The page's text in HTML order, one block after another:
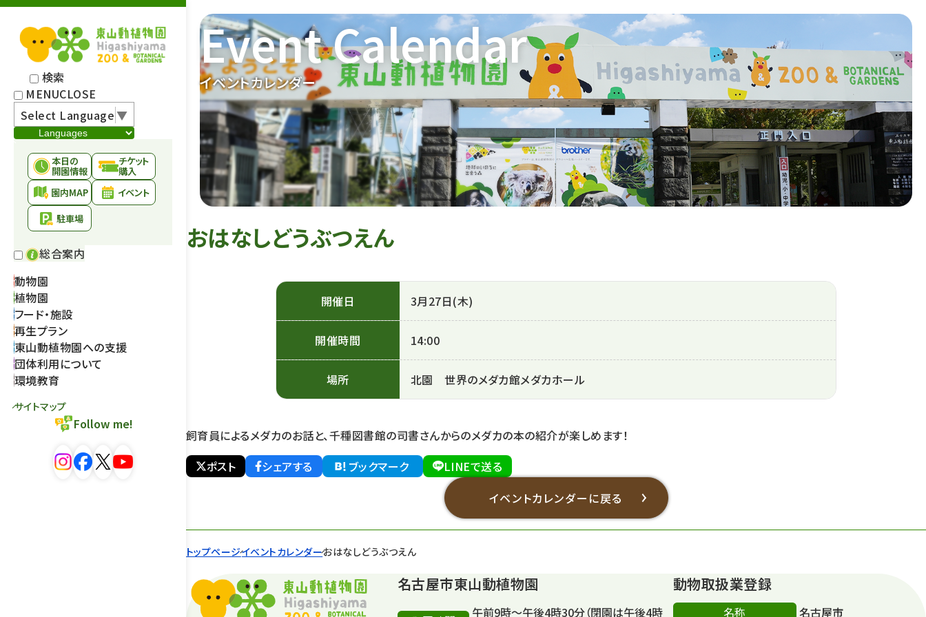
検索
MENUCLOSE
Select Language▼
本日の
開園情報
チケット
購入
園内MAP
イベント
駐車場
総合案内
動物園
植物園
フード・施設
再生プラン
東山動植物園への支援
団体利用について
環境教育
サイトマップ
Follow me!
イベントカレンダー
Event Calendar
トップページイベントカレンダーおはなしどうぶつえん
おはなしどうぶつえん
開催日 3月27日(木)
開催時間 14:00
場所 北園 世界のメダカ館メダカホール
飼育員によるメダカのお話と、千種図書館の司書さんからのメダカの本の紹介が楽しめます！
ポスト
シェアする ブックマーク
LINEで送る
イベントカレンダーに戻る
名古屋市東山動植物園
午前9時～午後4時30分（閉園は午後4時
動物取扱業登録
名称 名古屋市